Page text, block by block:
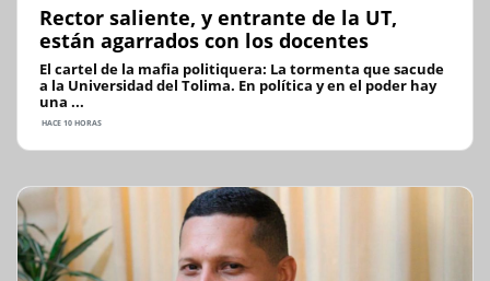
Rector saliente, y entrante de la UT,
están agarrados con los docentes
El cartel de la mafia politiquera: La tormenta que sacude
a la Universidad del Tolima. En política y en el poder hay
una ...
HACE 10 HORAS